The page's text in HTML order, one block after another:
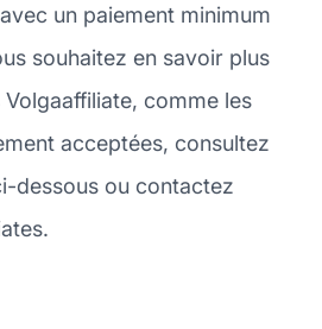
un paiement minimum
souhaitez en savoir plus
comme les
acceptées, consultez
dessous ou contactez